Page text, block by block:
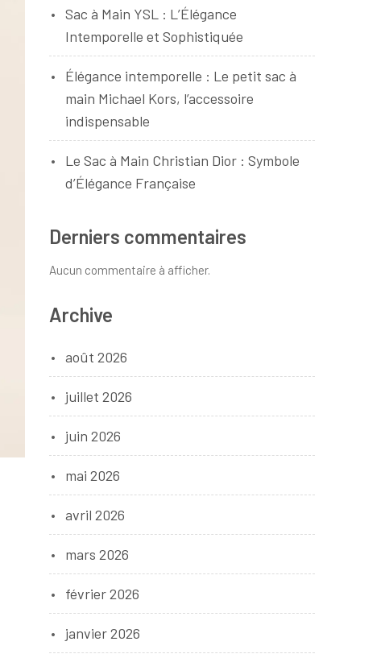
Sac à Main YSL : L’Élégance
Intemporelle et Sophistiquée
Élégance intemporelle : Le petit sac à
main Michael Kors, l’accessoire
indispensable
Le Sac à Main Christian Dior : Symbole
d’Élégance Française
Derniers commentaires
Aucun commentaire à afficher.
Archive
août 2026
juillet 2026
juin 2026
mai 2026
avril 2026
mars 2026
février 2026
janvier 2026